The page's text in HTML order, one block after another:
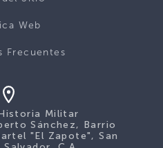
Web
Frecuentes
Militar
Sánchez, Barrio
"El Zapote", San